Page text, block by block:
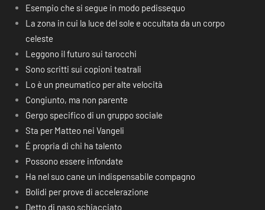
Esempio che si segue in modo pedissequo
La zona in cui la luce del sole e occultata da un corpo
celeste
Leggono il futuro sui tarocchi
Sono scritti sui copioni teatrali
Lo è un pneumatico per alte velocità
Congiunto, ma non parente
Gergo specifico di un gruppo sociale
Sta per Matteo nei Vangeli
É propria di chi ha talento
Possono essere infondate
Ha nel suo cane un indispensabile compagno
Bolidi per prove di accelerazione
Detto di naso schiacciato